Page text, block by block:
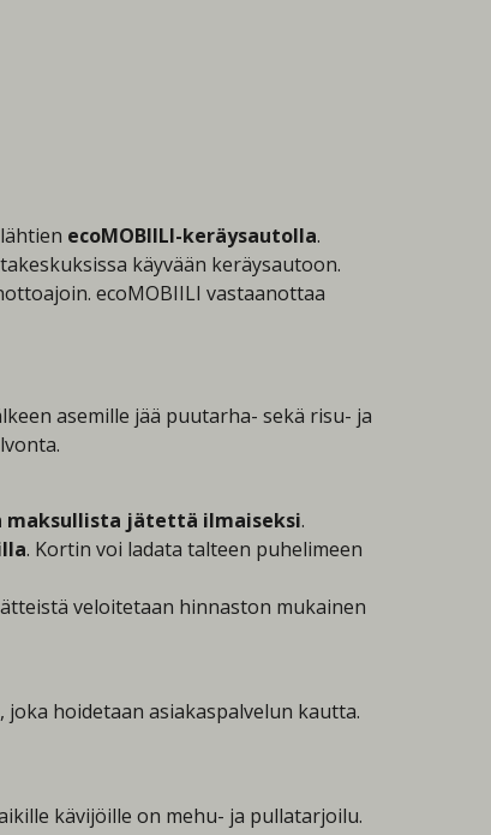
ecoMOBIILI-keräysautolla.
käyvään keräysautoon.
ecoMOBIILI vastaanottaa
asemille jää puutarha- sekä risu- ja
maksullista jätettä ilmaiseksi.
. Kortin voi ladata talteen puhelimeen
veloitetaan hinnaston mukainen
hoidetaan asiakaspalvelun kautta.
kävijöille on mehu- ja pullatarjoilu.